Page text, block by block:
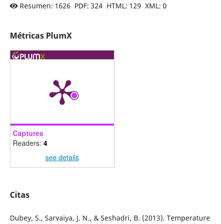
Resumen: 1626 PDF: 324 HTML: 129 XML: 0
Métricas PlumX
Captures
Readers: 4
see details
Citas
Dubey, S., Sarvaiya, J. N., & Seshadri, B. (2013). Temperature